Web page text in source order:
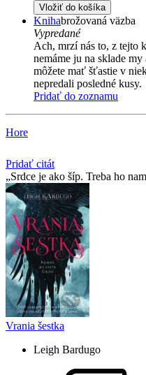
Vložiť do košíka
Knihabrožovaná väzba
Vypredané
Ach, mrzí nás to, z tejto
nemáme ju na sklade
môžete mať šťastie v
nepredali posledné kusy.
Pridať do zoznamu
Hore
Pridať citát
Srdce je ako šíp. Treba ho
Vrania šestka
Leigh Bardugo